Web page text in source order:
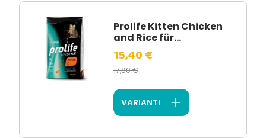
Prolife Kitten Chicken
and Rice für...
15,40 €
17,80 €
VARIANTI